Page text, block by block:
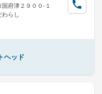
府津２９００-１
らし
ヘッド